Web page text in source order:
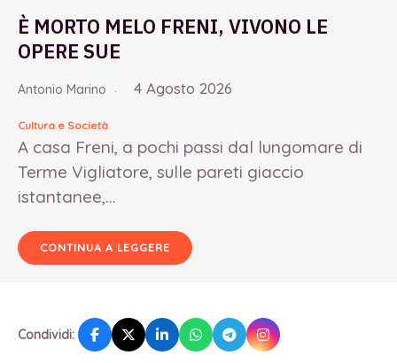
È MORTO MELO FRENI, VIVONO LE
OPERE SUE
Antonio Marino 4 Agosto 2026
Cultura e Società
A casa Freni, a pochi passi dal lungomare di
Terme Vigliatore, sulle pareti giaccio
istantanee,...
CONTINUA A LEGGERE
Condividi: